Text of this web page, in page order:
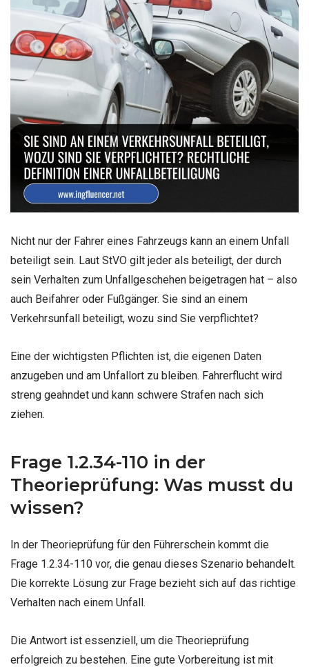
Nicht nur der Fahrer eines Fahrzeugs kann an einem Unfall
beteiligt sein. Laut StVO gilt jeder als beteiligt, der durch
sein Verhalten zum Unfallgeschehen beigetragen hat – also
auch Beifahrer oder Fußgänger. Sie sind an einem
Verkehrsunfall beteiligt, wozu sind Sie verpflichtet?
Eine der wichtigsten Pflichten ist, die eigenen Daten
anzugeben und am Unfallort zu bleiben. Fahrerflucht wird
streng geahndet und kann schwere Strafen nach sich
ziehen.
Frage 1.2.34-110 in der
Theorieprüfung: Was musst du
wissen?
In der Theorieprüfung für den Führerschein kommt die
Frage 1.2.34-110 vor, die genau dieses Szenario behandelt.
Die korrekte Lösung zur Frage bezieht sich auf das richtige
Verhalten nach einem Unfall.
Die Antwort ist essenziell, um die Theorieprüfung
erfolgreich zu bestehen. Eine gute Vorbereitung ist mit